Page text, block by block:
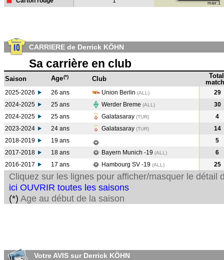
max:1
CARRIERE de Derrick KÖHN
Sa carrière en club
Saison Age(*) Club
Total
2025-2026 26 ans Union Berlin (ALL)
29
2024-2025
25 ans Werder Breme (ALL )
30
2024-2025
25 ans Galatasaray (TUR)
4
2023-2024
24 ans Galatasaray (TUR)
14
2018-2019
19 ans
5
2017-2018
18 ans Bayern Munich -19 (ALL )
6
2016-2017
17 ans Hambourg SV -19 (ALL ) 25
Cliquez sur les lignes pour afficher/masquer le détail
ici OUVRIR toutes les saisons
(*) Age au début de la saison
Votre AVIS sur Derrick KÖHN